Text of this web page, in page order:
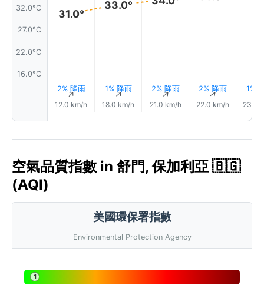
32.0°C
27.0°C
22.0°C
16.0°C
31.0°
2% 降雨
↑
12.0 km/h
33.0°
1% 降雨
↑
18.0 km/h
2% 降雨
↑
21.0 km/h
2% 降雨
↑
22.0 km/h
1%
23.0
空氣品質指數 in 舒門, 保加利亞 🇧🇬
(AQI)
美國環保署指數
Environmental Protection Agency
1